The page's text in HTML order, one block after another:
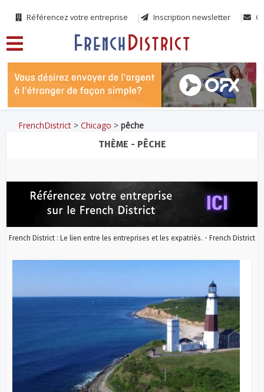
Référencez votre entreprise Inscription newsletter
FrenchDistrict >Chicago >pêche
THÈME - PÊCHE
French District : Le lien entre les entreprises et les expatriés. - French District